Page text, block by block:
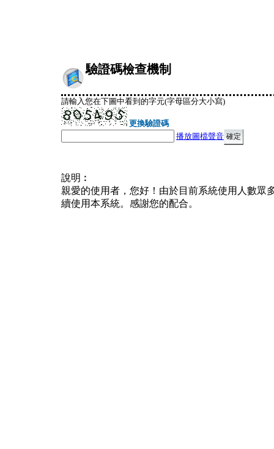
驗證碼檢查機制
請輸入您在下圖中看到的字元(字母區分大小寫)
更換驗證碼
播放圖檔聲音
說明︰
親愛的使用者，您好！由於目前系統使用人數眾
續使用本系統。感謝您的配合。